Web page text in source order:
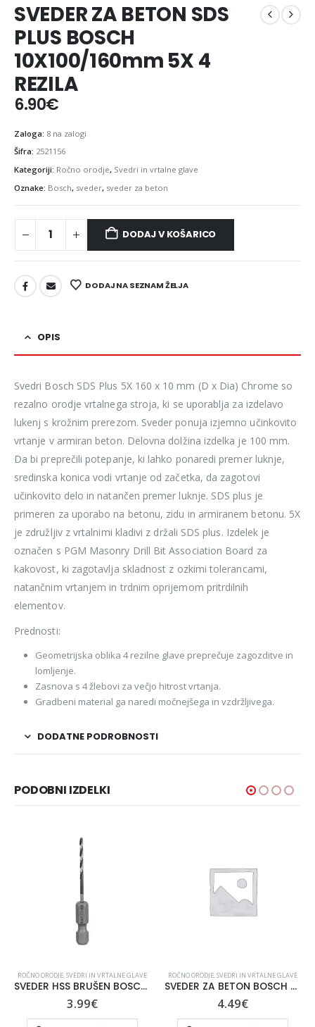
SVEDER ZA BETON SDS
PLUS BOSCH
10X100/160mm 5X 4
REZILA
6.90€
Zaloga: 8 na zalogi
Šifra: 2521156
Kategoriji: Ročno orodje, Svedri in vrtalne glave
Oznake: Bosch, sveder, sveder za beton
DODAJ V KOŠARICO
DODAJ NA SEZNAM ŽELJA
OPIS
Svedri Bosch SDS Plus 5X 160 x 10 mm (D x Dia) Chrome so
rezalno orodje vrtalnega stroja, ki se uporablja za izdelavo
lukenj s krožnim prerezom. Sveder ponuja izjemno učinkovito
vrtanje v armiran beton. Delovna dolžina izdelka je 100 mm.
Da bi preprečili potepanje, ki lahko ponaredi premer luknje,
sredinska konica vodi vrtanje od začetka, da zagotovi
učinkovito delo in natančen premer luknje. SDS plus je
primeren za uporabo na betonu, zidu in armiranem betonu. 5X
je združljiv z vrtalnimi kladivi z držali SDS plus. Izdelek je
označen s PGM Masonry Drill Bit Association Board za
kakovost, ki zagotavlja skladnost z ozkimi tolerancami,
natančnim vrtanjem in trdnim oprijemom pritrdilnih
elementov.
Prednosti:
Geometrijska oblika 4 rezilne glave preprečuje zagozditve in
lomljenje.
Zasnova s 4 žlebovi za večjo hitrost vrtanja.
Gradbeni material ga naredi močnejšega in vzdržljivega.
DODATNE PODROBNOSTI
PODOBNI IZDELKI
ROČNO ORODJE,SVEDRI IN VRTALNE GLAVE
SVEDER HSS BRUŠEN BOSCH 4X83/43 MM HEX 1/4
3.99€
ROČNO ORODJE,SVEDRI IN VRTALNE GLAVE
SVEDER ZA BETON BOSCH CYL-5 5,5X50/100mm
4.49€